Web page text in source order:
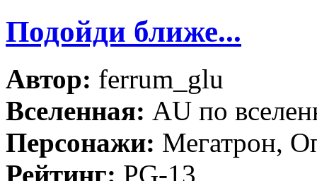
Подойди ближе...
Автор: ferrum_glu
Вселенная: AU по
Персонажи: Мегатрон,
Рейтинг: PG-13